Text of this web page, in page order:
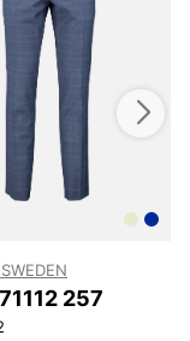
257